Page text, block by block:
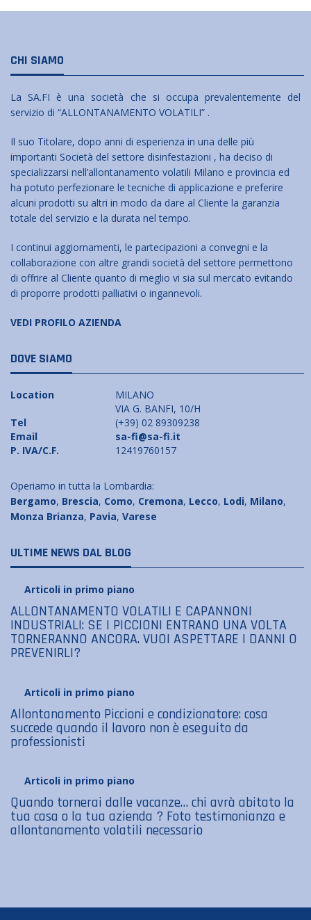
CHI SIAMO
La SA.FI è una società che si occupa prevalentemente del
servizio di “ALLONTANAMENTO VOLATILI” .
Il suo Titolare, dopo anni di esperienza in una delle più
importanti Società del settore disinfestazioni , ha deciso di
specializzarsi nell’allontanamento volatili Milano e provincia ed
ha potuto perfezionare le tecniche di applicazione e preferire
alcuni prodotti su altri in modo da dare al Cliente la garanzia
totale del servizio e la durata nel tempo.
I continui aggiornamenti, le partecipazioni a convegni e la
collaborazione con altre grandi società del settore permettono
di offrire al Cliente quanto di meglio vi sia sul mercato evitando
di proporre prodotti palliativi o ingannevoli.
VEDI PROFILO AZIENDA
DOVE SIAMO
Location
MILANO
VIA G. BANFI, 10/H
Tel
(+39) 02 89309238
Email
sa-fi@sa-fi.it
P. IVA/C.F.
12419760157
Operiamo in tutta la Lombardia:
Bergamo, Brescia, Como, Cremona, Lecco, Lodi, Milano,
Monza Brianza, Pavia, Varese
ULTIME NEWS DAL BLOG
Articoli in primo piano
ALLONTANAMENTO VOLATILI E CAPANNONI
INDUSTRIALI: SE I PICCIONI ENTRANO UNA VOLTA
TORNERANNO ANCORA. VUOI ASPETTARE I DANNI O
PREVENIRLI?
Articoli in primo piano
Allontanamento Piccioni e condizionatore: cosa
succede quando il lavoro non è eseguito da
professionisti
Articoli in primo piano
Quando tornerai dalle vacanze… chi avrà abitato la
tua casa o la tua azienda ? Foto testimonianza e
allontanamento volatili necessario